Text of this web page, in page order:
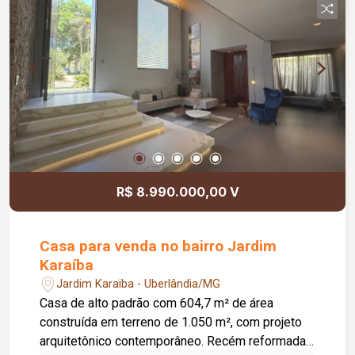
exaustão, Piscina aquecida com Hidro, cascata e
automação, Cozinha ampla com ilha e chaminé
para coifa de exaustão. Fachada Moderna e
imponente, Porta de ACM com pé direito duplo,
Projeto Luminotécnico Moderno, Paisagismo
completo, Irrigação Automatizada, Conceito
aberto com espaços integrados, Água aquecida
nas torneiras, Infra para ar condicionado.
R$ 8.990.000,00 V
Casa para venda no bairro Jardim
Karaíba
Jardim Karaiba - Uberlândia/MG
Casa de alto padrão com 604,7 m² de área
construída em terreno de 1.050 m², com projeto
arquitetônico contemporâneo. Recém reformada